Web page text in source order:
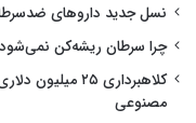
نسل جدید داروهای
چرا سرطان ریشه‌کن
کلاهبرداری ۲۵
مصنوعی